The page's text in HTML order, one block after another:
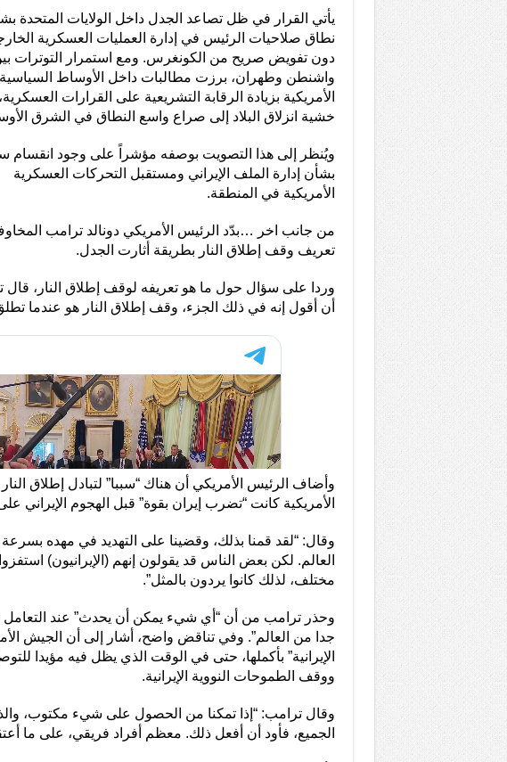
يأتي القرار في ظل تصاعد الجدل داخل الولايات المتحدة
نطاق صلاحيات الرئيس في إدارة العمليات العسكرية
دون تفويض صريح من الكونغرس. ومع استمرار التوترات
واشنطن وطهران، برزت مطالبات داخل الأوساط السياسية
الأمريكية بزيادة الرقابة التشريعية على القرارات العسكرية،
خشية انزلاق البلاد إلى صراع واسع النطاق في الشرق
ويُنظر إلى هذا التصويت بوصفه مؤشراً على وجود انقسام
بشأن إدارة الملف الإيراني ومستقبل التحركات العسكرية
الأمريكية في المنطقة.
من جانب اخر …بدّد الرئيس الأمريكي دونالد ترامب
تعريف وقف إطلاق النار بطريقة أثارت الجدل.
وردا على سؤال حول ما هو تعريفه لوقف إطلاق النار، قال
أن أقول إنه في ذلك الجزء، وقف إطلاق النار هو عندما تطلق
وأضاف الرئيس الأمريكي أن هناك “سببا” لتبادل إطلاق
الأمريكية كانت “تضرب إيران بقوة” قبل الهجوم الإيراني
وقال: “لقد قمنا بذلك، وقضينا على التهديد في مهده
العالم. لكن بعض الناس قد يقولون إنهم (الإيرانيون) استفزوا
مختلف، لذلك كانوا يردون بالمثل”.
وحذر ترامب من أن “أي شيء يمكن أن يحدث” عند التعامل
جدا من العالم”. وفي تناقض واضح، أشار إلى أن الجيش
الإيرانية” بأكملها، حتى في الوقت الذي يظل فيه مؤيدا
ووقف الطموحات النووية الإيرانية.
وقال ترامب: “إذا تمكنا من الحصول على شيء مكتوب،
الجميع، فأود أن أفعل ذلك. معظم أفراد فريقي، على ما